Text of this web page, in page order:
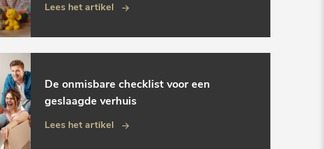
Lees het artikel
De onmisbare checklist voor een
geslaagde verhuis
Lees het artikel